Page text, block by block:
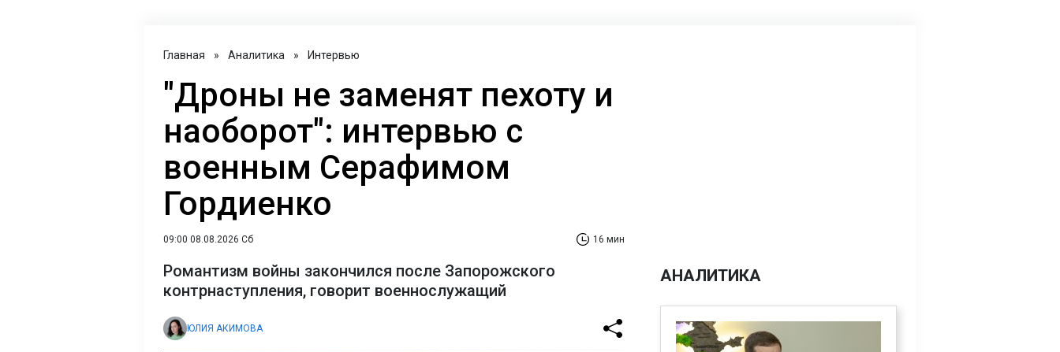
Главная » Аналитика » Интервью
"Дроны не заменят пехоту и
наоборот": интервью с
военным Серафимом
Гордиенко
09:00 08.08.2026 Сб 16 мин
Романтизм войны закончился после Запорожского
контрнаступления, говорит военнослужащий
ЮЛИЯ АКИМОВА
АНАЛИТИКА